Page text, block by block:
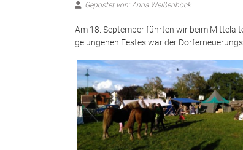
Gepostet von: Anna Weißenböck
Am 18. September führten wir beim
gelungenen Festes war der